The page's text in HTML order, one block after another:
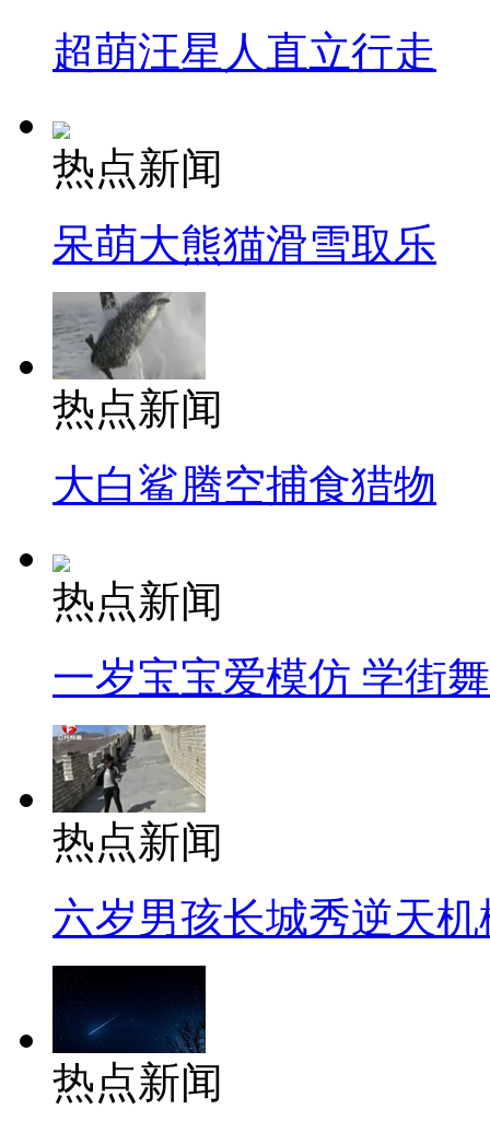
超萌汪星人直立行走
热点新闻
呆萌大熊猫滑雪取乐
热点新闻
大白鲨腾空捕食猎物
热点新闻
一岁宝宝爱模仿 学街
热点新闻
六岁男孩长城秀逆天机
热点新闻